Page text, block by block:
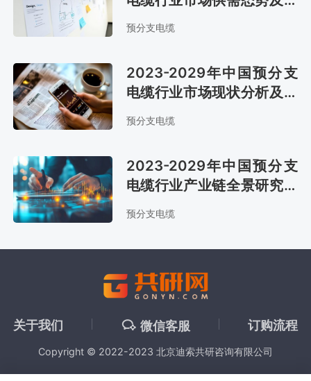
展战略咨询报告
预分支电缆
2023-2029年中国预分支
电缆行业市场现状分析及市
场趋势预测报告
预分支电缆
2023-2029年中国预分支
电缆行业产业链全景研究及
发展战略咨询报告
预分支电缆
关于我们 微信客服 订购流程
Copyright © 2022-2023 北京迪索共研咨询有限公司